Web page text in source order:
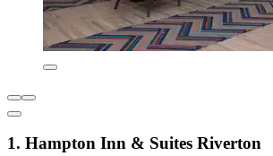
1. Hampton Inn & Suites Riverton